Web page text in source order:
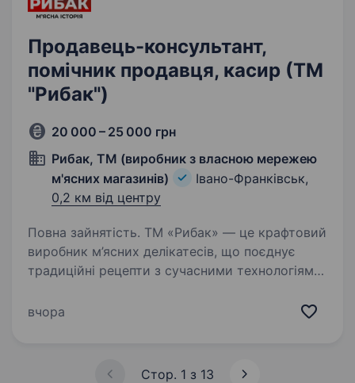
Продавець-консультант,
помічник продавця, касир (ТМ
"Рибак")
20 000 – 25 000 грн
Рибак, ТМ (виробник з власною мережею
м'ясних магазинів)
Івано-Франківськ,
0,2 км від центру
Повна зайнятість. ТМ «Рибак» — це крафтовий
виробник м’ясних делікатесів, що поєднує
традиційні рецепти з сучасними технологіями,
Ми постійно розвиваємось, відкриваємо нові
вчора
Стор. 1 з 13